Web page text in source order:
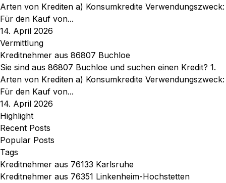
Arten von Krediten a) Konsumkredite Verwendungszweck:
Für den Kauf von...
14. April 2026
Vermittlung
Kreditnehmer aus 86807 Buchloe
Sie sind aus 86807 Buchloe und suchen einen Kredit? 1.
Arten von Krediten a) Konsumkredite Verwendungszweck:
Für den Kauf von...
14. April 2026
Highlight
Recent Posts
Popular Posts
Tags
Kreditnehmer aus 76133 Karlsruhe
Kreditnehmer aus 76351 Linkenheim-Hochstetten